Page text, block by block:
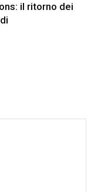
il ritorno dei